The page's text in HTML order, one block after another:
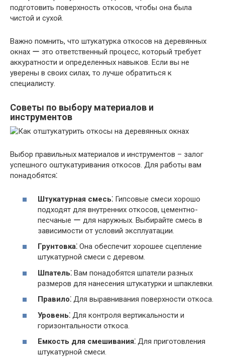
подготовить поверхность откосов, чтобы она была
чистой и сухой.
Важно помнить, что штукатурка откосов на деревянных
окнах ー это ответственный процесс, который требует
аккуратности и определенных навыков. Если вы не
уверены в своих силах, то лучше обратиться к
специалисту.
Советы по выбору материалов и
инструментов
Выбор правильных материалов и инструментов – залог
успешного оштукатуривания откосов. Для работы вам
понадобятся⁚
Штукатурная смесь⁚ Гипсовые смеси хорошо
подходят для внутренних откосов, цементно-
песчаные ー для наружных. Выбирайте смесь в
зависимости от условий эксплуатации.
Грунтовка⁚ Она обеспечит хорошее сцепление
штукатурной смеси с деревом.
Шпатель⁚ Вам понадобятся шпатели разных
размеров для нанесения штукатурки и шпаклевки.
Правило⁚ Для выравнивания поверхности откоса.
Уровень⁚ Для контроля вертикальности и
горизонтальности откоса.
Емкость для смешивания⁚ Для приготовления
штукатурной смеси.